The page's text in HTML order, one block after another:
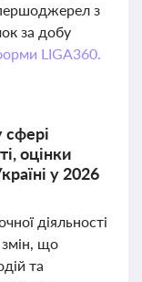
з
за добу
LIGA360.
сфері
оцінки
у 2026
діяльності
змін, що
та